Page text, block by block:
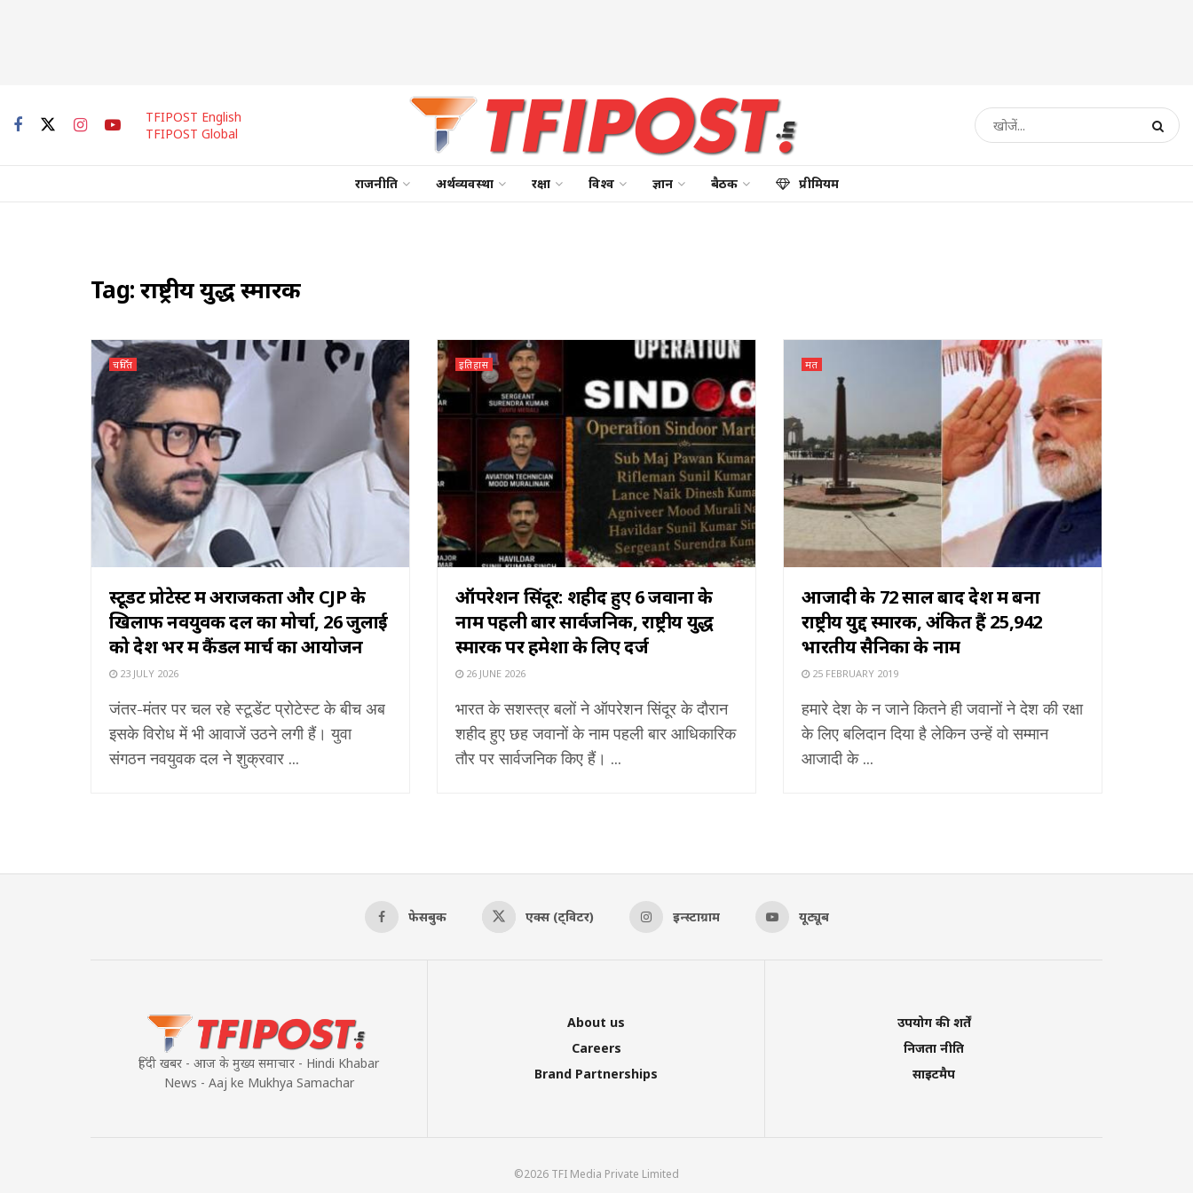
TFIPOST English
TFIPOST Global
राजनीति अर्थव्यवस्था रक्षा विश्व ज्ञान बैठक प्रीमियम
Tag:राष्ट्रीय युद्ध स्मारक
चर्चित
स्टूडेंट प्रोटेस्ट में अराजकता और CJP के
खिलाफ नवयुवक दल का मोर्चा, 26 जुलाई
को देश भर में कैंडल मार्च का आयोजन
23 JULY 2026
जंतर-मंतर पर चल रहे स्टूडेंट प्रोटेस्ट के बीच अब
इसके विरोध में भी आवाजें उठने लगी हैं। युवा
संगठन नवयुवक दल ने शुक्रवार ...
इतिहास
ऑपरेशन सिंदूर: शहीद हुए 6 जवानों के
नाम पहली बार सार्वजनिक, राष्ट्रीय युद्ध
स्मारक पर हमेशा के लिए दर्ज
26 JUNE 2026
भारत के सशस्त्र बलों ने ऑपरेशन सिंदूर के दौरान
शहीद हुए छह जवानों के नाम पहली बार आधिकारिक
तौर पर सार्वजनिक किए हैं। ...
मत
आजादी के 72 साल बाद देश में बना
राष्ट्रीय युद्द स्मारक, अंकित हैं 25,942
भारतीय सैनिकों के नाम
25 FEBRUARY 2019
हमारे देश के न जाने कितने ही जवानों ने देश की रक्षा
के लिए बलिदान दिया है लेकिन उन्हें वो सम्मान
आजादी के ...
फेसबुक एक्स (ट्विटर) इन्स्टाग्राम यूट्यूब
हिंदी खबर - आज के मुख्य समाचार - Hindi Khabar
News - Aaj ke Mukhya Samachar
About us
Careers
Brand Partnerships
उपयोग की शर्तें
निजता नीति
साइटमैप
©2026 TFI Media Private Limited